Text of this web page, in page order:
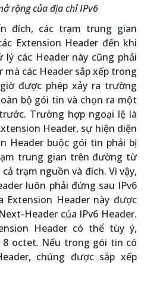
rộng của địa chỉ IPv6
đích, các trạm trung gian
Extension Header đến khi
các Header này cũng phải
các Header sắp xếp trong
được phép xảy ra trường
bộ gói tin và chọn ra một
Trường hợp ngoại lệ là
Header, sự hiện diện
Header buộc gói tin phải bị
trung gian trên đường từ
trạm nguồn và đích. Vì vậy,
luôn phải đứng sau IPv6
Extension Header này được
Header của IPv6 Header.
Header có thể tùy ý,
octet. Nếu trong gói tin có
chúng được sắp xếp